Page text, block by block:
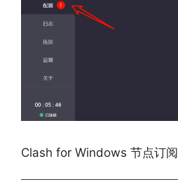
Clash for Windows 节点订阅